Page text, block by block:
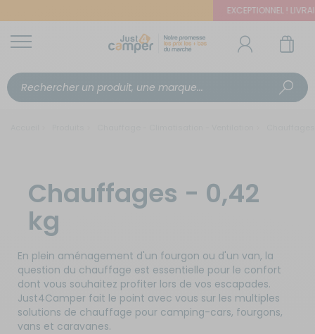
EXCEPTIONNEL !
Chauffages - 0,42
kg
En plein aménagement d'un fourgon ou d'un van, la
question du chauffage est essentielle pour le confort
dont vous souhaitez profiter lors de vos escapades.
Just4Camper fait le point avec vous sur les multiples
solutions de chauffage pour camping-cars, fourgons,
vans et caravanes.